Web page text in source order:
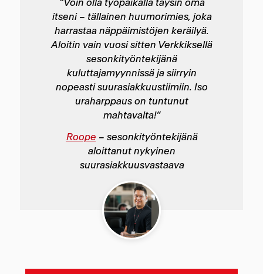
”Voin olla työpaikalla täysin oma
itseni – tällainen huumorimies, joka
harrastaa näppäimistöjen keräilyä.
Aloitin vain vuosi sitten Verkkiksellä
sesonkityöntekijänä
kuluttajamyynnissä ja siirryin
nopeasti suurasiakkuustiimiin. Iso
uraharppaus on tuntunut
mahtavalta!”
Roope– sesonkityöntekijänä
aloittanut nykyinen
suurasiakkuusvastaava